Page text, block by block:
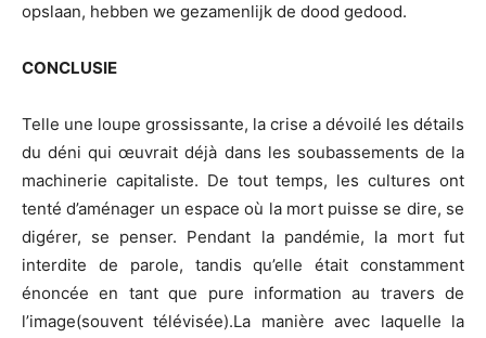
opslaan, hebben we gezamenlijk de dood gedood.
CONCLUSIE
Telle une loupe grossissante, la crise a dévoilé les détails
du déni qui œuvrait déjà dans les soubassements de la
machinerie capitaliste. De tout temps, les cultures ont
tenté d’aménager un espace où la mort puisse se dire, se
digérer, se penser. Pendant la pandémie, la mort fut
interdite de parole, tandis qu’elle était constamment
énoncée en tant que pure information au travers de
l’image(souvent télévisée).La manière avec laquelle la